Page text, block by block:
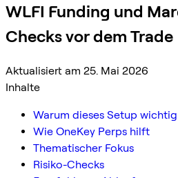
WLFI Funding und
Checks vor dem Trade
Aktualisiert am 25. Mai 2026
Inhalte
Warum dieses Setup
Wie OneKey Perps hilft
Thematischer Fokus
Risiko-Checks